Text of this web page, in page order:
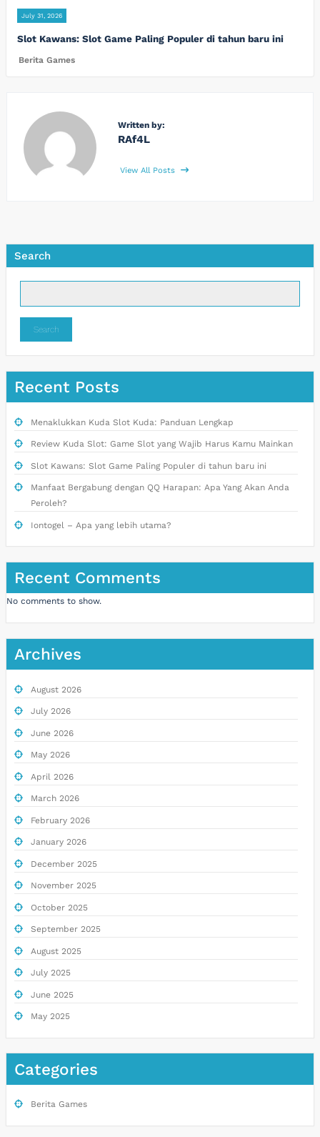
July 31, 2026
Slot Kawans: Slot Game Paling Populer di tahun baru ini
Berita Games
Written by:
RAf4L
View All Posts
Search
Search
Recent Posts
Menaklukkan Kuda Slot Kuda: Panduan Lengkap
Review Kuda Slot: Game Slot yang Wajib Harus Kamu Mainkan
Slot Kawans: Slot Game Paling Populer di tahun baru ini
Manfaat Bergabung dengan QQ Harapan: Apa Yang Akan Anda
Peroleh?
Iontogel – Apa yang lebih utama?
Recent Comments
No comments to show.
Archives
August 2026
July 2026
June 2026
May 2026
April 2026
March 2026
February 2026
January 2026
December 2025
November 2025
October 2025
September 2025
August 2025
July 2025
June 2025
May 2025
Categories
Berita Games